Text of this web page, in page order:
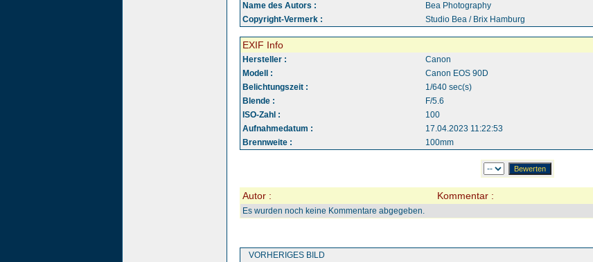
Name des Autors :
Bea Photography
Copyright-Vermerk :
Studio Bea / Brix Hamburg
EXIF Info
Hersteller :
Canon
Modell :
Canon EOS 90D
Belichtungszeit :
1/640 sec(s)
Blende :
F/5.6
ISO-Zahl :
100
Aufnahmedatum :
17.04.2023 11:22:53
Brennweite :
100mm
Autor : Kommentar :
Es wurden noch keine Kommentare abgegeben.
VORHERIGES BILD